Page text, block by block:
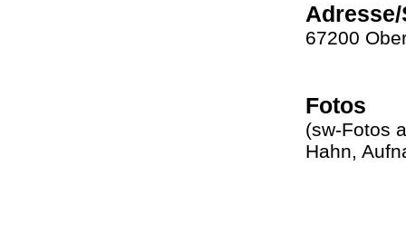
67200
Fotos
(sw-Fotos
Hahn,